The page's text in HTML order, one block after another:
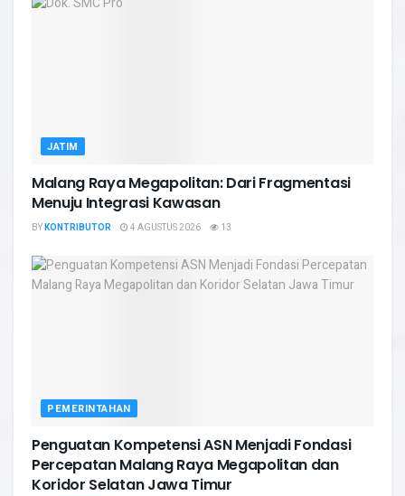
JATIM
Malang Raya Megapolitan: Dari Fragmentasi
Menuju Integrasi Kawasan
BYKONTRIBUTOR 4 AGUSTUS 2026 13
PEMERINTAHAN
Penguatan Kompetensi ASN Menjadi Fondasi
Percepatan Malang Raya Megapolitan dan
Koridor Selatan Jawa Timur